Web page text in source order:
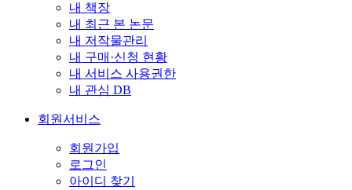
내 책장
내 최근 본 논문
내 저작물관리
내 구매·신청 현황
내 서비스 사용권한
내 관심 DB
회원서비스
회원가입
로그인
아이디 찾기